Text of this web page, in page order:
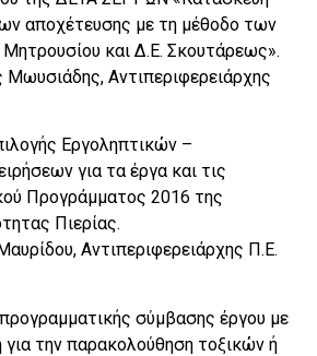
αποχέτευσης με τη μέθοδο των
και Δ.Ε. Σκουτάρεως».
Μωυσιάδης, Αντιπεριφερειάρχης
Εργοληπτικών –
για τα έργα και τις
Προγράμματος 2016 της
Πιερίας.
Αντιπεριφερειάρχης Π.Ε.
σύμβασης έργου με
για την παρακολούθηση τοξικών ή